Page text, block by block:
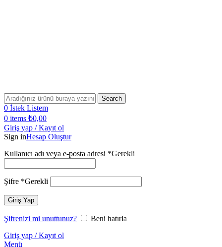
Search
0 İstek Listem
0 items ₺0,00
Giriş yap / Kayıt ol
Sign inHesap Oluştur
Kullanıcı adı veya e-posta adresi *Gerekli
Şifre *Gerekli
Giriş Yap
Şifrenizi mi unuttunuz?
Beni hatırla
Giriş yap / Kayıt ol
Menü